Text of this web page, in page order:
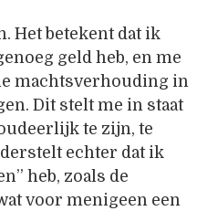
Het betekent dat ik
geld heb, en me
machtsverhouding in
Dit stelt me in staat
te zijn, te
echter dat ik
heb, zoals de
voor menigeen een